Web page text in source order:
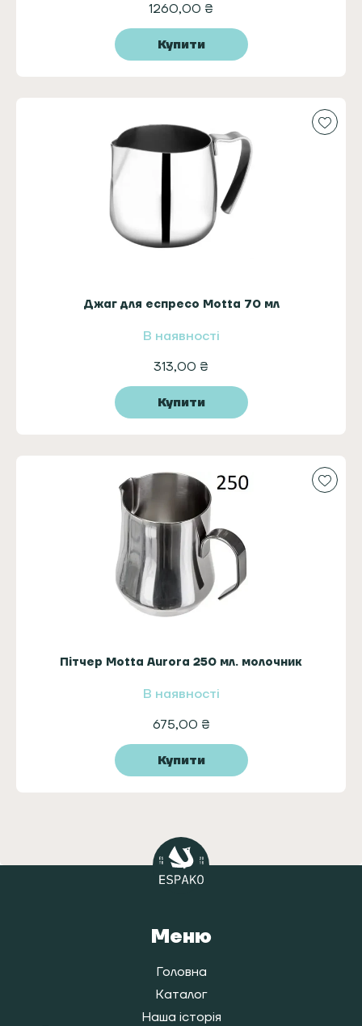
1260,00 ₴
Купити
Джаг для еспресо Motta 70 мл
В наявності
313,00 ₴
Купити
Пітчер Motta Aurora 250 мл. молочник
В наявності
675,00 ₴
Купити
Меню
Головна
Каталог
Наша історія